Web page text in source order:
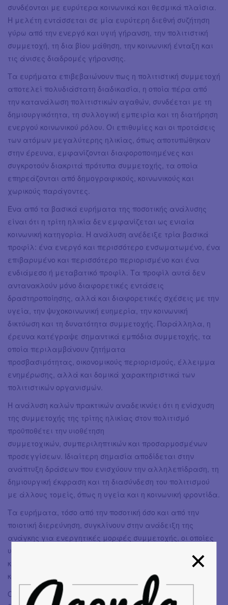
συνδέονται με ευρύτερα κοινωνικά και θεσμικά πλαίσια.
Η μελέτη εντάσσεται σε μία ευρύτερη διεθνή συζήτηση
γύρω από την ενεργό και υγιή γήρανση, την πολιτιστική
συμμετοχή, τη δια βίου μάθηση, την κοινωνική ένταξη και
τις άνισες διαδρομές γήρανσης.
Τα ευρήματα επιβεβαιώνουν πως η πολιτιστική συμμετοχή
αποτελεί πολυδιάστατη διαδικασία, η οποία πέρα από
την κατανάλωση πολιτιστικών αγαθών, συνδέεται με τη
δημιουργικότητα, τη συλλογική εμπειρία και τη διατήρηση
ενεργού κοινωνικού ρόλου. Οι επιθυμίες και οι προτάσεις
των ατόμων μεγαλύτερης ηλικίας, όπως αποτυπώθηκαν
στην έρευνα, εμφανίζονται διαφοροποιημένες και
συγκροτούν διακριτά πρότυπα συμμετοχής, τα οποία
επηρεάζονται από δημογραφικούς, κοινωνικούς και
χωρικούς παράγοντες.
Ένα από τα βασικά ευρήματα της ποσοτικής ανάλυσης
είναι ότι η τρίτη ηλικία δεν εμφανίζεται ως ενιαία
κοινωνική κατηγορία. Η ανάλυση ανέδειξε τρία βασικά
προφίλ: ένα ενεργό και περισσότερο ενσωματωμένο, ένα
επιβαρυμένο και περισσότερο περιορισμένο και ένα
ενδιάμεσο ή μεταβατικό προφίλ. Τα προφίλ αυτά δεν
αντανακλούν μόνο διαφορετικές εντάσεις
δραστηροποίησης, αλλά και διαφορετικές σχέσεις με την
υγεία, την ψυχοκοινωνική ευημερία, την κοινωνική
δικτύωση και τη δυνατότητα συμμετοχής. Παράλληλα, η
έρευνα κατέγραψε σημαντικά εμπόδια συμμετοχής, τα
οποία περιλαμβάνουν ζητήματα
προσβασιμότητας, οικονομικούς περιορισμούς, έλλειμμα
ενημέρωσης, αλλά και δομικά χαρακτηριστικά των
πολιτιστικών οργανισμών.
Η ανάλυση καλών πρακτικών αναδεικνύει ότι η ενίσχυση
της συμμετοχής της τρίτης ηλικίας στον πολιτισμό
προϋποθέτει την υιοθέτηση
συμμετοχικών, συμπεριληπτικών και προσαρμοσμένων
προσεγγίσεων. Ιδιαίτερη σημασία αποδίδεται στην
ανάπτυξη δράσεων που ενισχύουν την αλληλεπίδραση, τη
δημιουργική έκφραση και τη διασύνδεση του πολιτισμού
με άλλους τομείς, όπως η υγεία και η κοινωνική φροντίδα.
Τα ευρήματα, τόσο από την ποσοτική όσο και από την
ποιοτική διερεύνηση, συγκλίνουν στην ανάδειξη της
ανάγκης για ενεργητικές μορφές συμμετοχής, οι οποίες
υπερβαίνουν την παθητική κατανάλωση δραστηριοτήτων
και ενισχύουν τη δημιουργικότητα, την
κοινωνική αλληλεπίδραση και την αίσθηση του ανήκειν.
Ομοίως, η ποιοτική έρευνα έδειξε πως η έννοια της